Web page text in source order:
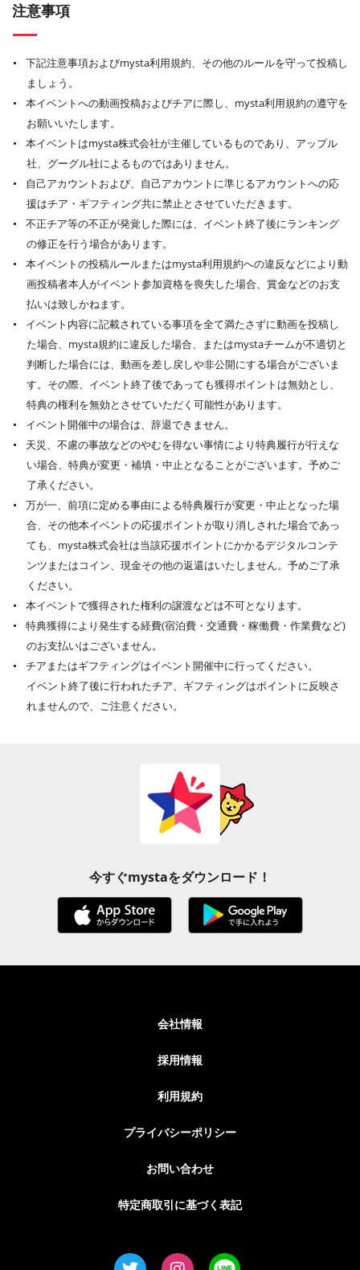
注意事項
下記注意事項およびmysta利用規約、その他のルールを守って投稿し
ましょう。
本イベントへの動画投稿およびチアに際し、mysta利用規約の遵守を
お願いいたします。
本イベントはmysta株式会社が主催しているものであり、アップル
社、グーグル社によるものではありません。
自己アカウントおよび、自己アカウントに準じるアカウントへの応
援はチア・ギフティング共に禁止とさせていただきます。
不正チア等の不正が発覚した際には、イベント終了後にランキング
の修正を行う場合があります。
本イベントの投稿ルールまたはmysta利用規約への違反などにより動
画投稿者本人がイベント参加資格を喪失した場合、賞金などのお支
払いは致しかねます。
イベント内容に記載されている事項を全て満たさずに動画を投稿し
た場合、mysta規約に違反した場合、またはmystaチームが不適切と
判断した場合には、動画を差し戻しや非公開にする場合がございま
す。その際、イベント終了後であっても獲得ポイントは無効とし、
特典の権利を無効とさせていただく可能性があります。
イベント開催中の場合は、辞退できません。
天災、不慮の事故などのやむを得ない事情により特典履行が行えな
い場合、特典が変更・補填・中止となることがございます。予めご
了承ください。
万が一、前項に定める事由による特典履行が変更・中止となった場
合、その他本イベントの応援ポイントが取り消しされた場合であっ
ても、mysta株式会社は当該応援ポイントにかかるデジタルコンテ
ンツまたはコイン、現金その他の返還はいたしません。予めご了承
ください。
本イベントで獲得された権利の譲渡などは不可となります。
特典獲得により発生する経費(宿泊費・交通費・稼働費・作業費など)
のお支払いはございません。
チアまたはギフティングはイベント開催中に行ってください。
イベント終了後に行われたチア、ギフティングはポイントに反映さ
れませんので、ご注意ください。
今すぐmystaをダウンロード！
会社情報
採用情報
利用規約
プライバシーポリシー
お問い合わせ
特定商取引に基づく表記